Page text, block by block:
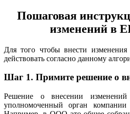
Пошаговая
изменений в
Для того чтобы внести
действовать согласно данному
Шаг 1. Примите решение о
Решение о внесении
уполномоченный орган компании